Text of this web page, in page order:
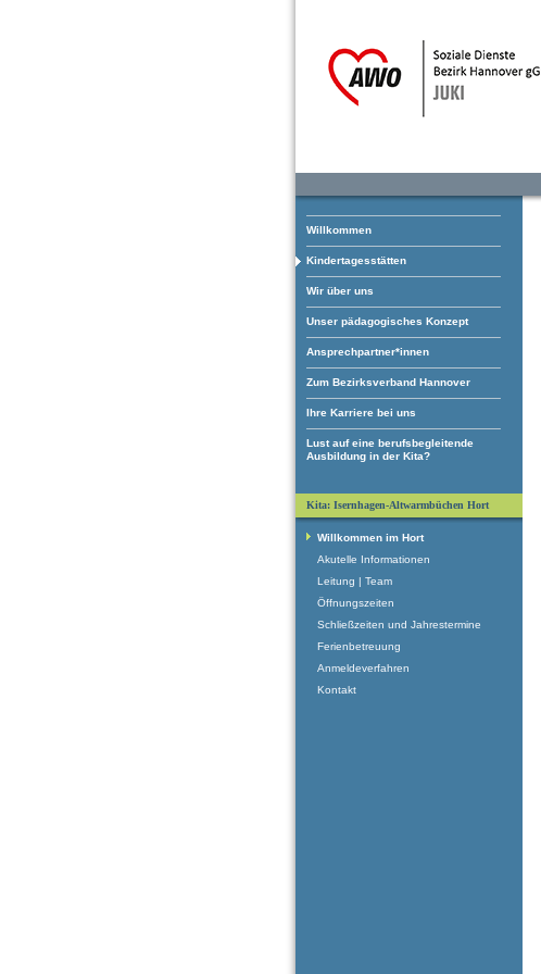
Willkommen
Kindertagesstätten
Wir über uns
Unser pädagogisches Konzept
Ansprechpartner*innen
Zum Bezirksverband Hannover
Ihre Karriere bei uns
Lust auf eine berufsbegleitende
Ausbildung in der Kita?
Kita: Isernhagen-Altwarmbüchen Hort
Willkommen im Hort
Akutelle Informationen
Leitung | Team
Öffnungszeiten
Schließzeiten und Jahrestermine
Ferienbetreuung
Anmeldeverfahren
Kontakt